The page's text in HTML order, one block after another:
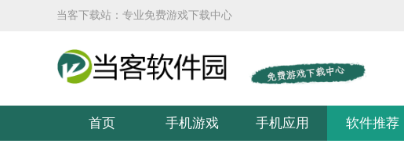
当客下载站：专业免费游戏下载中心
首页 手机游戏 手机应用 软件推荐